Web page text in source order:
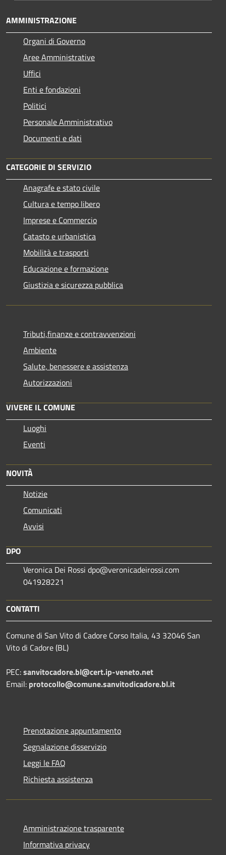
AMMINISTRAZIONE
Organi di Governo
Aree Amministrative
Uffici
Enti e fondazioni
Politici
Personale Amministrativo
Documenti e dati
CATEGORIE DI SERVIZIO
Anagrafe e stato civile
Cultura e tempo libero
Imprese e Commercio
Catasto e urbanistica
Mobilità e trasporti
Educazione e formazione
Giustizia e sicurezza pubblica
Tributi,finanze e contravvenzioni
Ambiente
Salute, benessere e assistenza
Autorizzazioni
VIVERE IL COMUNE
Luoghi
Eventi
NOVITÀ
Notizie
Comunicati
Avvisi
DPO
Veronica Dei Rossi dpo@veronicadeirossi.com
041928221
CONTATTI
Comune di San Vito di Cadore Corso Italia, 43 32046 San
Vito di Cadore (BL)
PEC:sanvitocadore.bl@cert.ip-veneto.net
Email: protocollo@comune.sanvitodicadore.bl.it
Prenotazione appuntamento
Segnalazione disservizio
Leggi le FAQ
Richiesta assistenza
Amministrazione trasparente
Informativa privacy